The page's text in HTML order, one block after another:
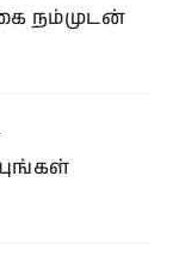
நம்முடன்